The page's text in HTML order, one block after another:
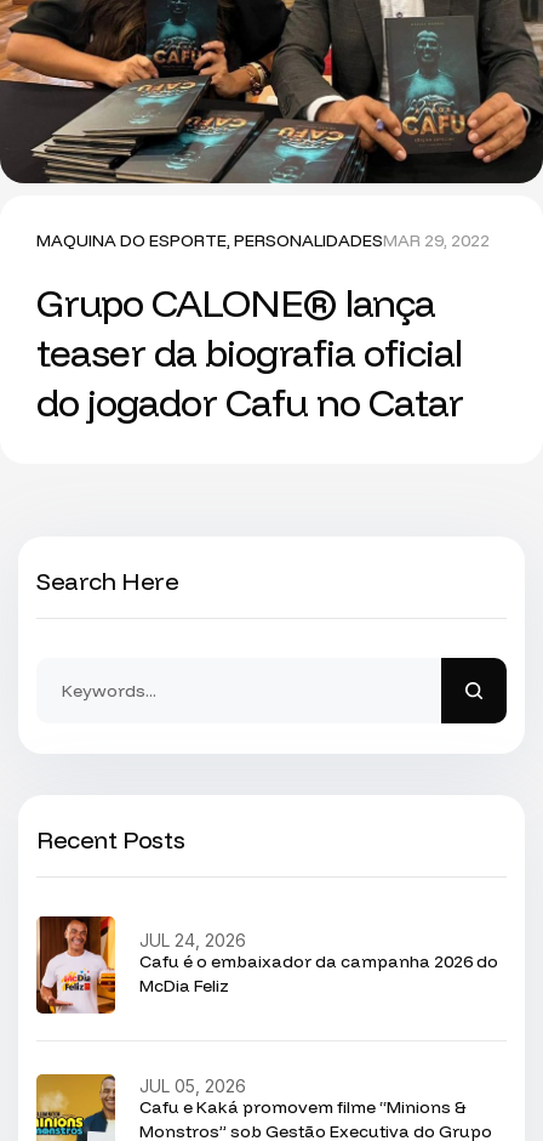
MAQUINA DO ESPORTE, PERSONALIDADESMAR 29, 2022
Grupo CALONE® lança
teaser da biografia oficial
do jogador Cafu no Catar
Search Here
Recent Posts
Cafu é o embaixador da campanha 2026 do
McDia Feliz
JUL 24, 2026
Cafu e Kaká promovem filme “Minions &
Monstros” sob Gestão Executiva do Grupo
JUL 05, 2026